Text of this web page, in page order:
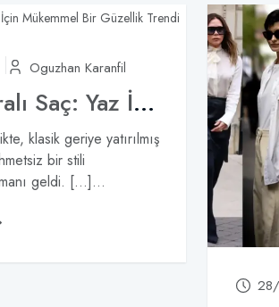
Oguzhan Karanfil
Geriye Taralı Saç: Yaz İçin Mükemmel Bir Güzellik Trendi
klasik geriye yatırılmış
bir stili
geldi. […]...